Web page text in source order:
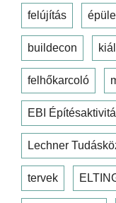
felújítás
buildecon
felhőkarcoló
EBI
Lechner
tervek